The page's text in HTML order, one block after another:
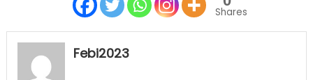
Shares
Febi2023